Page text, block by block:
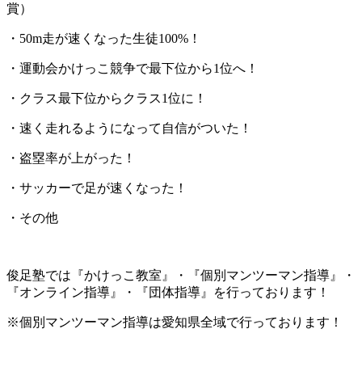
賞）
・50m走が速くなった生徒100%！
・運動会かけっこ競争で最下位から1位へ！
・クラス最下位からクラス1位に！
・速く走れるようになって自信がついた！
・盗塁率が上がった！
・サッカーで足が速くなった！
・その他
俊足塾では『かけっこ教室』・『個別マンツーマン指導』・
『オンライン指導』・『団体指導』を行っております！
※個別マンツーマン指導は愛知県全域で行っております！